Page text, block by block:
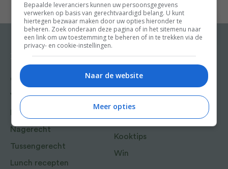
Recepten
Gangen
Voorgerecht
Hoofdgerecht
Nagerecht
Tussengerecht
Lunch recepten
Meer van Food and
Friends
Shop
Food & Travel
Friends
Kooktips
Win
Bepaalde leveranciers kunnen uw persoonsgegevens
verwerken op basis van gerechtvaardigd belang. U kunt
hiertegen bezwaar maken door uw opties hieronder te
beheren. Zoek onderaan deze pagina of in het sitemenu naar
een link om uw toestemming te beheren of in te trekken via de
privacy- en cookie-instellingen.
Naar de website
Meer opties